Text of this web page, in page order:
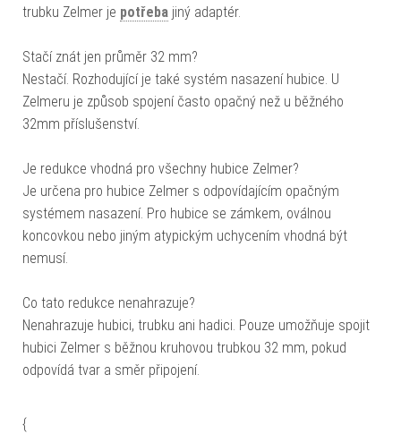
trubku Zelmer je potřeba jiný adaptér.
Stačí znát jen průměr 32 mm?
Nestačí. Rozhodující je také systém nasazení hubice. U
Zelmeru je způsob spojení často opačný než u běžného
32mm příslušenství.
Je redukce vhodná pro všechny hubice Zelmer?
Je určena pro hubice Zelmer s odpovídajícím opačným
systémem nasazení. Pro hubice se zámkem, oválnou
koncovkou nebo jiným atypickým uchycením vhodná být
nemusí.
Co tato redukce nenahrazuje?
Nenahrazuje hubici, trubku ani hadici. Pouze umožňuje spojit
hubici Zelmer s běžnou kruhovou trubkou 32 mm, pokud
odpovídá tvar a směr připojení.
{